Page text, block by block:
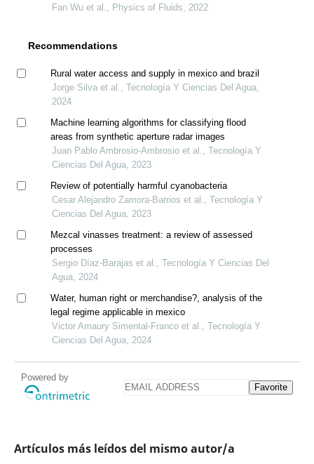
Fan Wu et al., Physics of Fluids, 2022
Recommendations
Rural water access and supply in mexico and brazil
Jorge Silva et al., Tecnología Y Ciencias Del Agua,
2024
Machine learning algorithms for classifying flood
areas from synthetic aperture radar images
Juan Pablo Ambrosio-Ambrosio et al., Tecnología Y
Ciencias Del Agua, 2023
Review of potentially harmful cyanobacteria
Cesar Alejandro Zamora-Barrios et al., Tecnología Y
Ciencias Del Agua, 2023
Mezcal vinasses treatment: a review of assessed
processes
Sergio Díaz-Barajas et al., Tecnología Y Ciencias Del
Agua, 2024
Water, human right or merchandise?, analysis of the
legal regime applicable in mexico
Victor Amaury Simental-Franco et al., Tecnología Y
Ciencias Del Agua, 2024
Powered by
Favorite
Artículos más leídos del mismo autor/a